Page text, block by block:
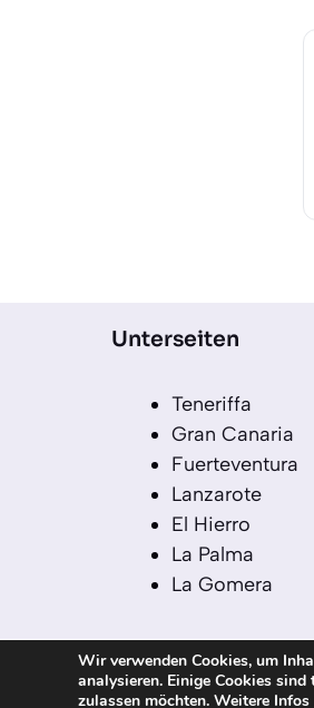
Unterseiten
Teneriffa
Gran Canaria
Fuerteventura
Lanzarote
El Hierro
La Palma
La Gomera
© 2026 kanaren-
Wir verwenden Cookies, um
analysieren. Einige Cookies
zulassen möchten. Weitere